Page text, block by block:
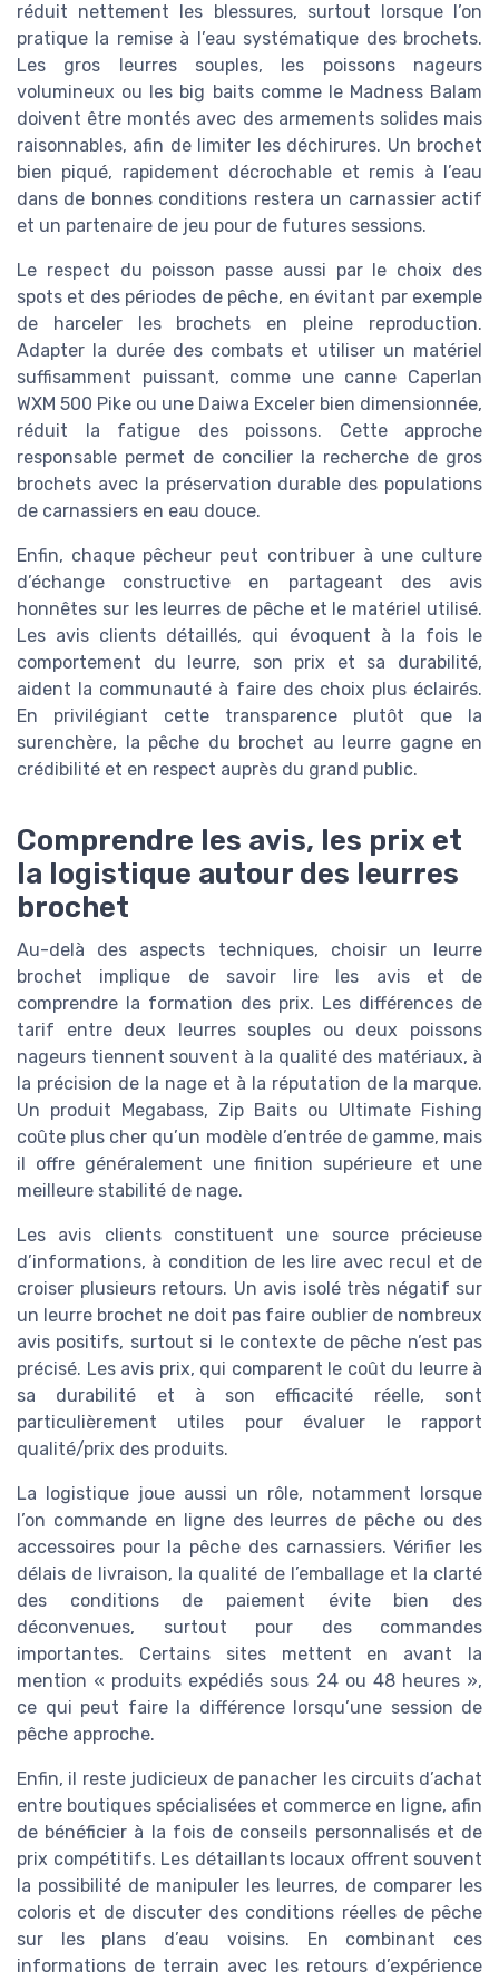
réduit nettement les blessures, surtout lorsque l’on
pratique la remise à l’eau systématique des brochets.
Les gros leurres souples, les poissons nageurs
volumineux ou les big baits comme le Madness Balam
doivent être montés avec des armements solides mais
raisonnables, afin de limiter les déchirures. Un brochet
bien piqué, rapidement décrochable et remis à l’eau
dans de bonnes conditions restera un carnassier actif
et un partenaire de jeu pour de futures sessions.
Le respect du poisson passe aussi par le choix des
spots et des périodes de pêche, en évitant par exemple
de harceler les brochets en pleine reproduction.
Adapter la durée des combats et utiliser un matériel
suffisamment puissant, comme une canne Caperlan
WXM 500 Pike ou une Daiwa Exceler bien dimensionnée,
réduit la fatigue des poissons. Cette approche
responsable permet de concilier la recherche de gros
brochets avec la préservation durable des populations
de carnassiers en eau douce.
Enfin, chaque pêcheur peut contribuer à une culture
d’échange constructive en partageant des avis
honnêtes sur les leurres de pêche et le matériel utilisé.
Les avis clients détaillés, qui évoquent à la fois le
comportement du leurre, son prix et sa durabilité,
aident la communauté à faire des choix plus éclairés.
En privilégiant cette transparence plutôt que la
surenchère, la pêche du brochet au leurre gagne en
crédibilité et en respect auprès du grand public.
Comprendre les avis, les prix et
la logistique autour des leurres
brochet
Au-delà des aspects techniques, choisir un leurre
brochet implique de savoir lire les avis et de
comprendre la formation des prix. Les différences de
tarif entre deux leurres souples ou deux poissons
nageurs tiennent souvent à la qualité des matériaux, à
la précision de la nage et à la réputation de la marque.
Un produit Megabass, Zip Baits ou Ultimate Fishing
coûte plus cher qu’un modèle d’entrée de gamme, mais
il offre généralement une finition supérieure et une
meilleure stabilité de nage.
Les avis clients constituent une source précieuse
d’informations, à condition de les lire avec recul et de
croiser plusieurs retours. Un avis isolé très négatif sur
un leurre brochet ne doit pas faire oublier de nombreux
avis positifs, surtout si le contexte de pêche n’est pas
précisé. Les avis prix, qui comparent le coût du leurre à
sa durabilité et à son efficacité réelle, sont
particulièrement utiles pour évaluer le rapport
qualité/prix des produits.
La logistique joue aussi un rôle, notamment lorsque
l’on commande en ligne des leurres de pêche ou des
accessoires pour la pêche des carnassiers. Vérifier les
délais de livraison, la qualité de l’emballage et la clarté
des conditions de paiement évite bien des
déconvenues, surtout pour des commandes
importantes. Certains sites mettent en avant la
mention « produits expédiés sous 24 ou 48 heures »,
ce qui peut faire la différence lorsqu’une session de
pêche approche.
Enfin, il reste judicieux de panacher les circuits d’achat
entre boutiques spécialisées et commerce en ligne, afin
de bénéficier à la fois de conseils personnalisés et de
prix compétitifs. Les détaillants locaux offrent souvent
la possibilité de manipuler les leurres, de comparer les
coloris et de discuter des conditions réelles de pêche
sur les plans d’eau voisins. En combinant ces
informations de terrain avec les retours d’expérience